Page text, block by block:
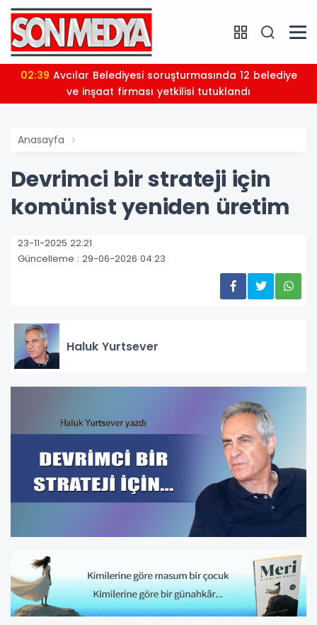
02:39
ve inşaat firması yetkilisi tutuklandı
Anasayfa
Devrimci bir strateji için
komünist yeniden üretim
23-11-2025 22:21
Güncelleme : 29-06-2026 04:23
Haluk Yurtsever